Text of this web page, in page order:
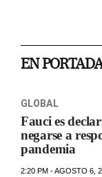
EN
GLOBAL
Fauci es
negarse a
pandemia
2:20 PM - AGOSTO 6,